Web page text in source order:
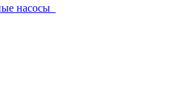
насосы